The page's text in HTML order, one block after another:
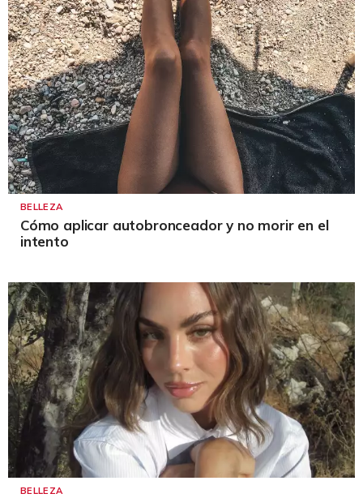
BELLEZA
Cómo aplicar autobronceador y no morir en el
intento
BELLEZA